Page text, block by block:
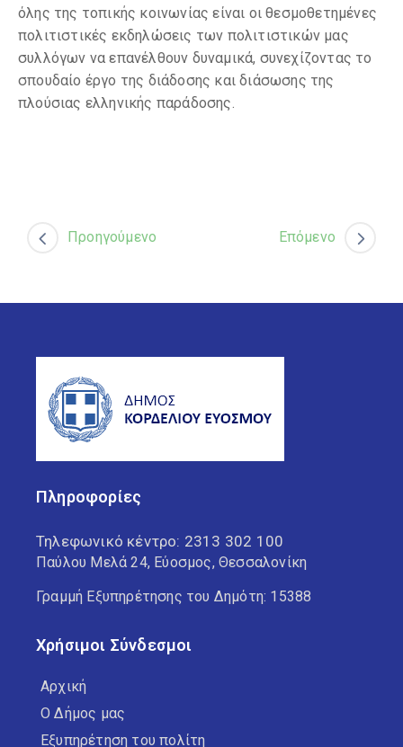
όλης της τοπικής κοινωνίας είναι οι θεσμοθετημένες
πολιτιστικές εκδηλώσεις των πολιτιστικών μας
συλλόγων να επανέλθουν δυναμικά, συνεχίζοντας το
σπουδαίο έργο της διάδοσης και διάσωσης της
πλούσιας ελληνικής παράδοσης.
Προηγούμενο Επόμενο
Πληροφορίες
Τηλεφωνικό κέντρο: 2313 302 100
Παύλου Μελά 24, Εύοσμος, Θεσσαλονίκη
Γραμμή Εξυπηρέτησης του Δημότη: 15388
Χρήσιμοι Σύνδεσμοι
Αρχική
Ο Δήμος μας
Εξυπηρέτηση του πολίτη